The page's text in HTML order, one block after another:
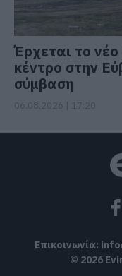
Έρχεται το
κέντρο στην
σύμβαση
Επικοινωνία:
© 2026